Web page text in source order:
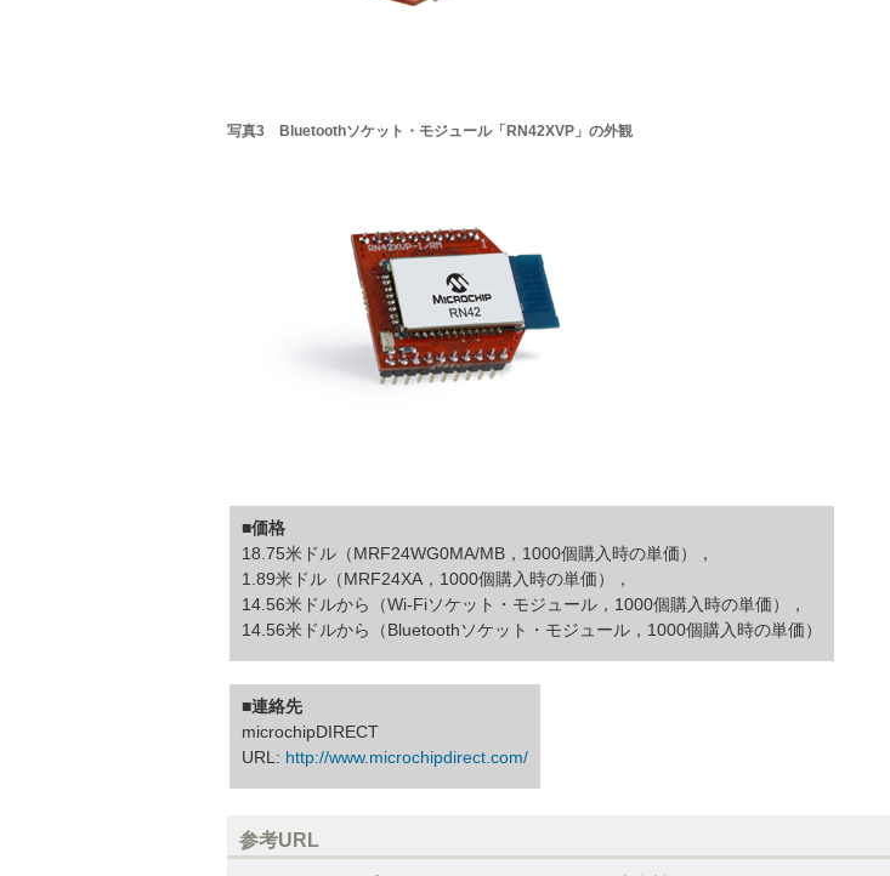
写真3 Bluetoothソケット・モジュール「RN42XVP」の外観
■価格
18.75米ドル（MRF24WG0MA/MB，1000個購入時の単価），
1.89米ドル（MRF24XA，1000個購入時の単価），
14.56米ドルから（Wi-Fiソケット・モジュール，1000個購入時の単価），
14.56米ドルから（Bluetoothソケット・モジュール，1000個購入時の単価）
■連絡先
microchipDIRECT
URL: http://www.microchipdirect.com/
参考URL